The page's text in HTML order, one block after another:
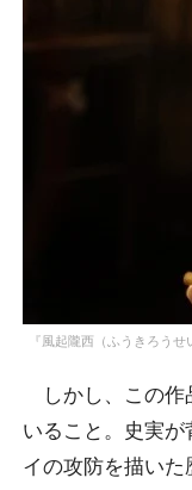
『風起隴西（ふうきろう
しかし、この作
いること。史実
イの攻防を描い